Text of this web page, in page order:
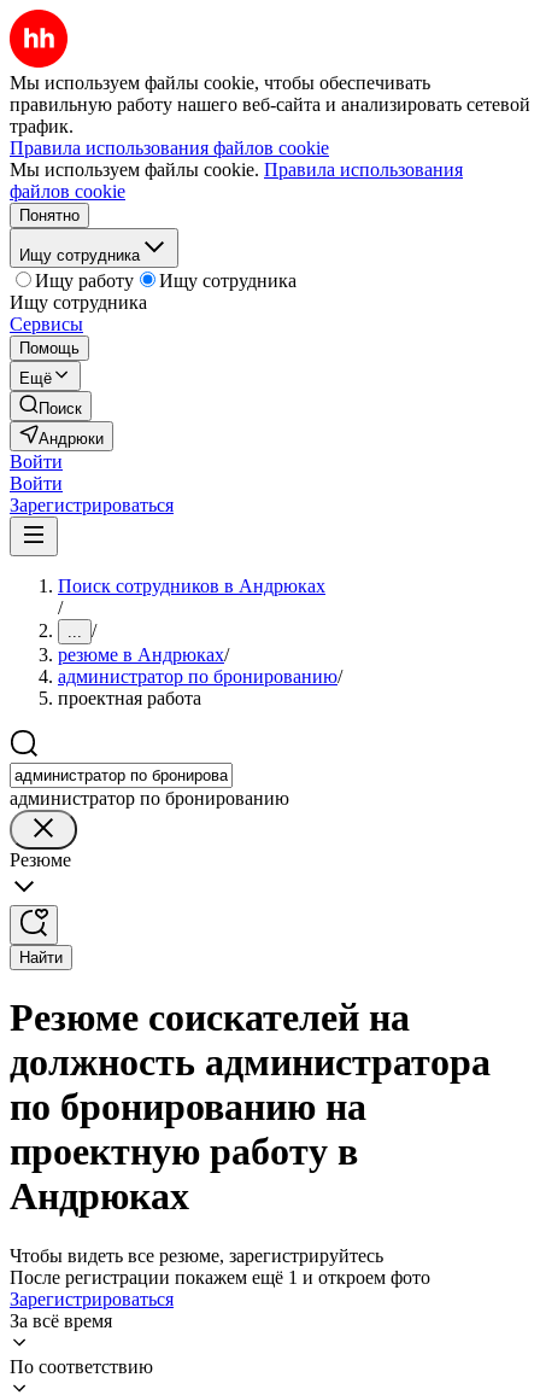
Мы используем файлы cookie, чтобы обеспечивать
правильную работу нашего веб-сайта и анализировать сетевой
трафик.
Правила использования файлов cookie
Мы используем файлы cookie. Правила использования
файлов cookie
Понятно
Ищу сотрудника
Ищу работу
Ищу сотрудника
Ищу сотрудника
Сервисы
Помощь
Ещё
Поиск
Андрюки
Войти
Войти
Зарегистрироваться
Поиск сотрудников в Андрюках
/
... /
резюме в Андрюках/
администратор по бронированию/
проектная работа
администратор по бронированию
Резюме
Найти
Резюме соискателей на
должность администратора
по бронированию на
проектную работу в
Андрюках
Чтобы видеть все резюме, зарегистрируйтесь
После регистрации покажем ещё 1 и откроем фото
Зарегистрироваться
За всё время
По соответствию